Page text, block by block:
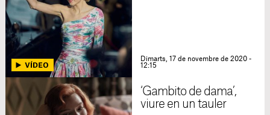
Dimarts, 17 de novembre de 2020 -
12:15
‘Gambito de dama’,
viure en un tauler